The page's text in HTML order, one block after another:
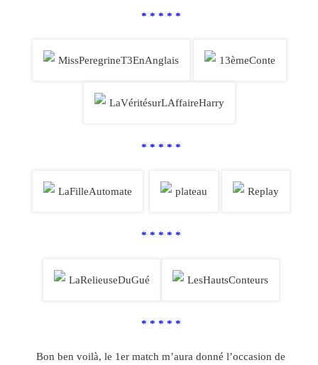
* * * * *
* * * * *
* * * * *
* * * * *
Bon ben voilà, le 1er match m’aura donné l’occasion de